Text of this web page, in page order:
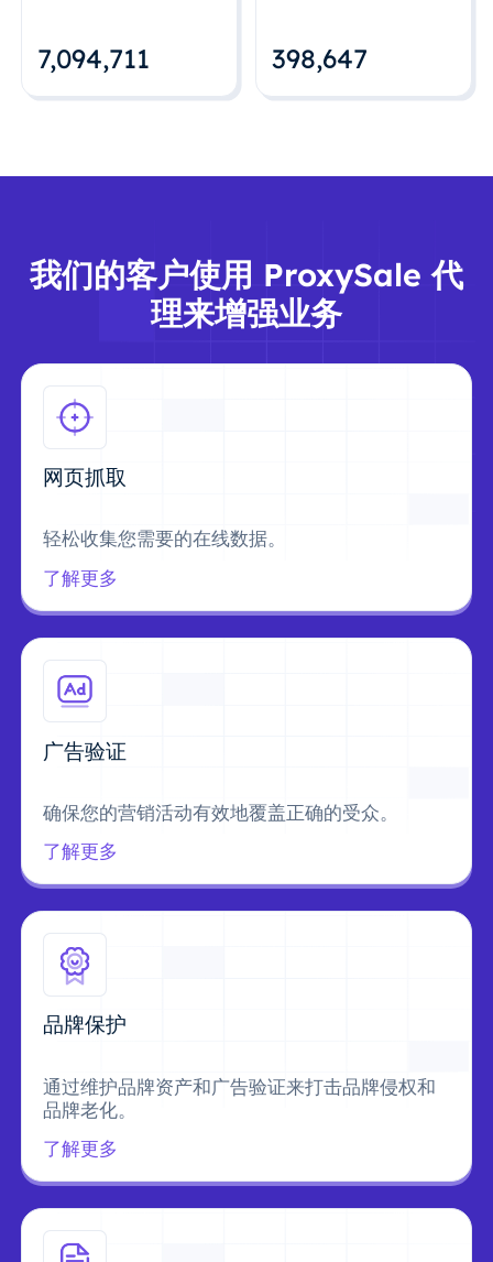
7,094,712 398,648
我们的客户使用 ProxySale 代
理来增强业务
网页抓取
轻松收集您需要的在线数据。
了解更多
广告验证
确保您的营销活动有效地覆盖正确的受众。
了解更多
品牌保护
通过维护品牌资产和广告验证来打击品牌侵权和
品牌老化。
了解更多